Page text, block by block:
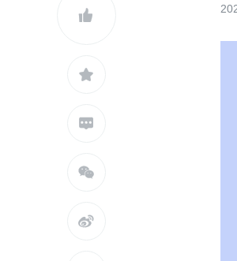
查看更多




